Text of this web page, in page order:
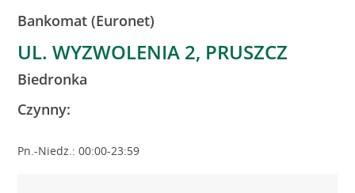
Bankomat (Euronet)
UL. WYZWOLENIA 2, PRUSZCZ
Biedronka
Czynny:
Pn.-Niedz.: 00:00-23:59